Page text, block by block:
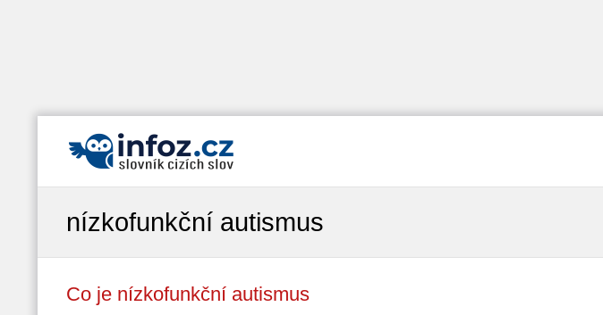
nízkofunkční autismus
Co je nízkofunkční autismus